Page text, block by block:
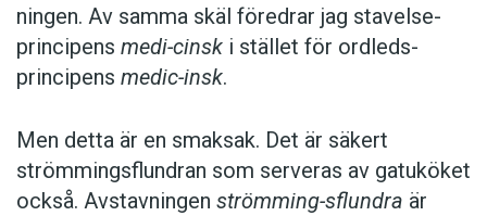
ningen. Av samma skäl föredrar jag stavelse­
principens medi-cinsk i stället för ordleds­
principens medic-insk.
Men detta är en smaksak. Det är säkert
strömmingsflundran som serveras av gatu­köket
också. Avstavningen strömming-sflundra är